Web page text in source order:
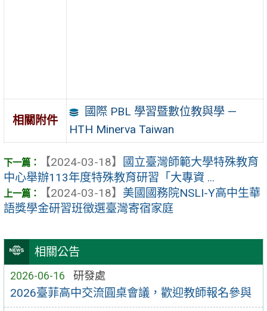
相關公告
2026-06-16 研發處
2026臺菲高中交流圓桌會議，歡迎教師報名參與
相關附件
國際 PBL 學習暨數位教與學 —
HTH Minerva Taiwan
【2024-03-18】
國立臺灣師範大學特殊教育
中心舉辦113年度特殊教育研習「大專資 ...
【2024-03-18】 美國國務院NSLI-Y高中生華
語獎學金研習班徵選臺灣寄宿家庭